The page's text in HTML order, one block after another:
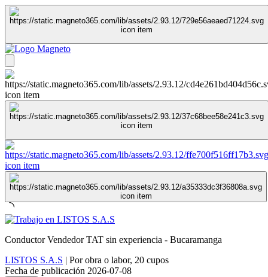
Conductor Vendedor TAT sin experiencia - Bucaramanga
LISTOS S.A.S | Por obra o labor, 20 cupos
Fecha de publicación 2026-07-08